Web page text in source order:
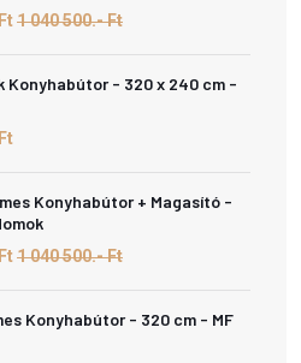
1 040 500.- Ft
Konyhabútor - 320 x 240 cm -
Konyhabútor + Magasító -
1 040 500.- Ft
Konyhabútor - 320 cm - MF